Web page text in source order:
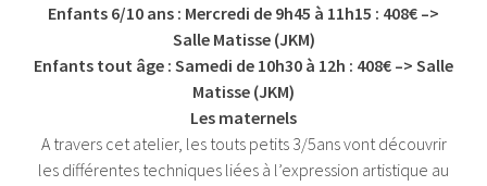
Enfants 6/10 ans : Mercredi de 9h45 à 11h15 : 408€ –>
Salle Matisse (JKM)
Enfants tout âge : Samedi de 10h30 à 12h : 408€ –> Salle
Matisse (JKM)
Les maternels
A travers cet atelier, les touts petits 3/5ans vont découvrir
les différentes techniques liées à l’expression artistique au